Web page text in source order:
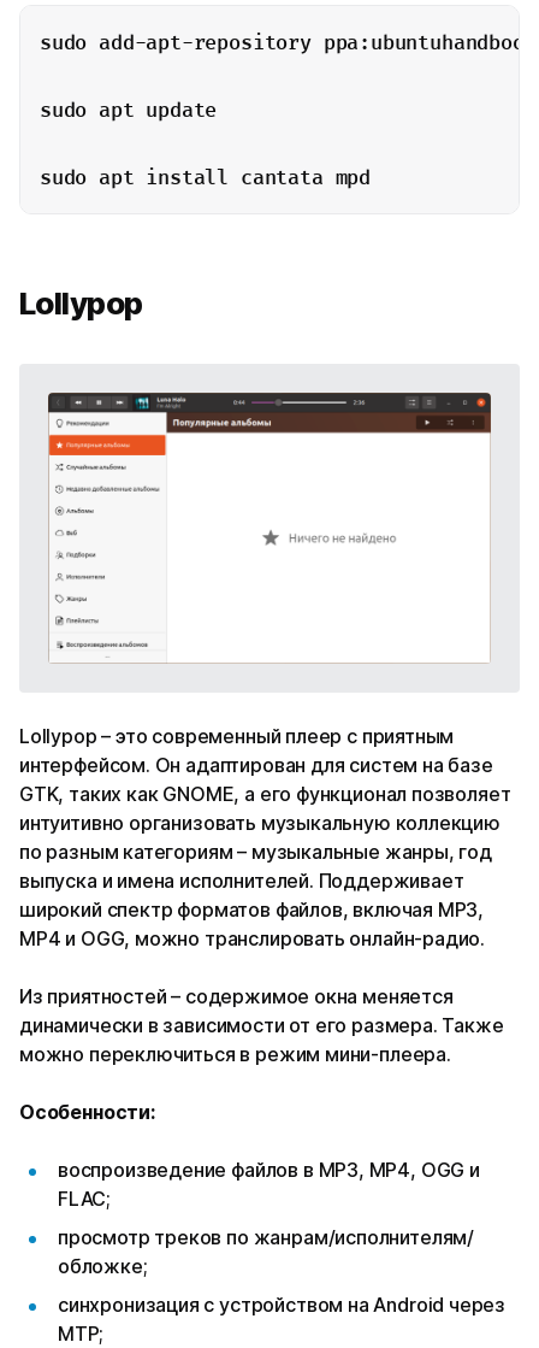
sudo add-apt-repository
sudo apt update
sudo apt install cantata mpd
Lollypop
Lollypop – это современный плеер с приятным
интерфейсом. Он адаптирован для систем на базе
GTK, таких как GNOME, а его функционал позволяет
интуитивно организовать музыкальную коллекцию
по разным категориям – музыкальные жанры, год
выпуска и имена исполнителей. Поддерживает
широкий спектр форматов файлов, включая MP3,
MP4 и OGG, можно транслировать онлайн-радио.
Из приятностей – содержимое окна меняется
динамически в зависимости от его размера. Также
можно переключиться в режим мини-плеера.
Особенности:
воспроизведение файлов в MP3, MP4, OGG и
FLAC;
просмотр треков по жанрам/исполнителям/
обложке;
синхронизация с устройством на Android через
MTP;